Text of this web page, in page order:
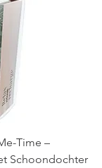
Time –
Schoondochter